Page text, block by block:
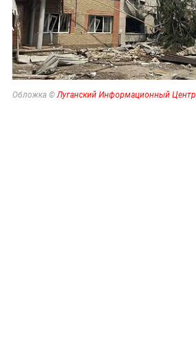
Обложка ©Луганский Информационный Центр